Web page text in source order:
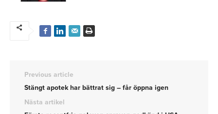
Previous article
Stängt apotek har bättrat sig – får öppna igen
Nästa artikel